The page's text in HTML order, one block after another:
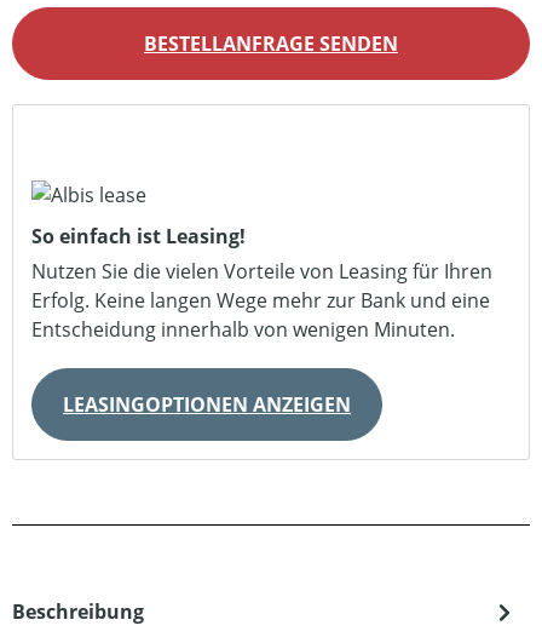
BESTELLANFRAGE SENDEN
So einfach ist Leasing!
Nutzen Sie die vielen Vorteile von Leasing für Ihren
Erfolg. Keine langen Wege mehr zur Bank und eine
Entscheidung innerhalb von wenigen Minuten.
LEASINGOPTIONEN ANZEIGEN
Beschreibung